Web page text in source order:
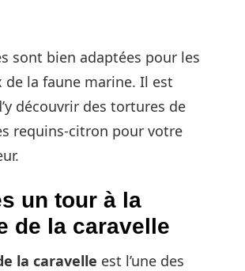
sont bien adaptées pour les
de la faune marine. Il est
découvrir des tortures de
requins-citron pour votre
un tour à la
de la caravelle
la caravelle est l’une des